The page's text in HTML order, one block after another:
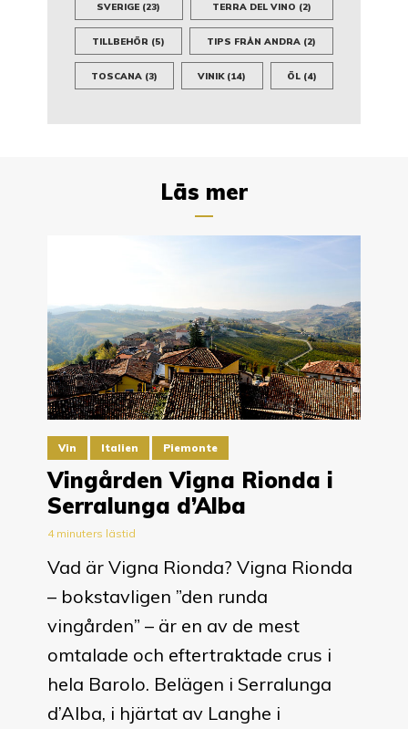
SVERIGE (23) TERRA DEL VINO (2)
TILLBEHÖR (5) TIPS FRÅN ANDRA (2)
TOSCANA (3) VINIK(14) ÖL(4)
Läs mer
Vin Italien Piemonte
Vingården Vigna Rionda i
Serralunga d’Alba
4 minuters lästid
Vad är Vigna Rionda? Vigna Rionda
– bokstavligen ”den runda
vingården” – är en av de mest
omtalade och eftertraktade crus i
hela Barolo. Belägen i Serralunga
d’Alba, i hjärtat av Langhe i